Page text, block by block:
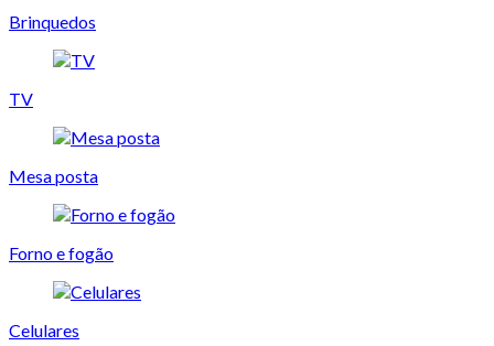
Brinquedos
TV
Mesa posta
Forno e fogão
Celulares